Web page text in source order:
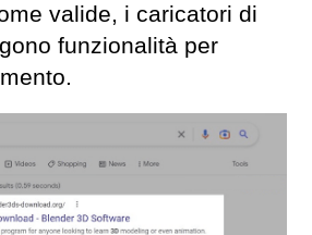
valide, i caricatori di
funzionalità per